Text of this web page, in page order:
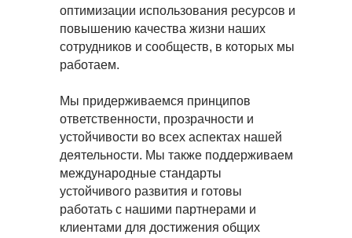
оптимизации использования ресурсов и
повышению качества жизни наших
сотрудников и сообществ, в которых мы
работаем.
Мы придерживаемся принципов
ответственности, прозрачности и
устойчивости во всех аспектах нашей
деятельности. Мы также поддерживаем
международные стандарты
устойчивого развития и готовы
работать с нашими партнерами и
клиентами для достижения общих